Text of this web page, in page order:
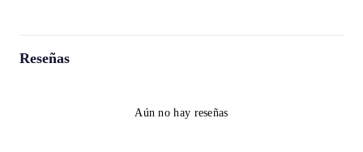
Reseñas
Aún no hay reseñas